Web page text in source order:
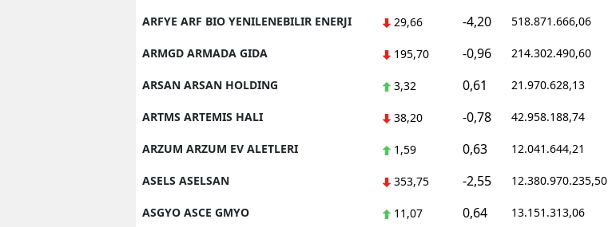
Kırıkkale
Batman
Şırnak
Bartın
Ardahan
Iğdır
Yalova
ARFYE ARF BIO YENILENEBILIR ENERJI 29,66 -4,20 518.871.666,06
ARMGD ARMADA GIDA 195,70 -0,96 214.302.490,60
ARSAN ARSAN HOLDING 3,32 0,61 21.970.628,13
ARTMS ARTEMIS HALI 38,20 -0,78 42.958.188,74
ARZUM ARZUM EV ALETLERI 1,59 0,63 12.041.644,21
ASELS ASELSAN 353,75 -2,55 12.380.970.235,50
ASGYO ASCE GMYO 11,07 0,64 13.151.313,06